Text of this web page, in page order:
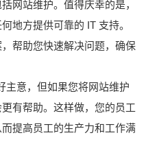
网站维护。值得庆幸的是，
地方提供可靠的 IT 支持。
帮助您快速解决问题，确保
主意，但如果您将网站维护
有帮助。这样做，您的员工
提高员工的生产力和工作满